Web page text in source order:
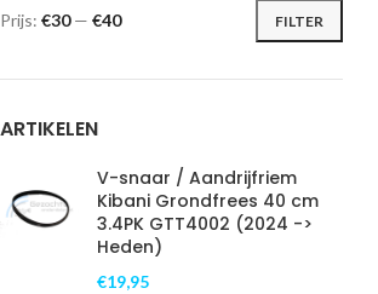
FILTER
Prijs: €30— €40
ARTIKELEN
V-snaar / Aandrijfriem
Kibani Grondfrees 40 cm
3.4PK GTT4002 (2024 ->
Heden)
€19,95